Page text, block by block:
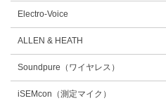
Electro-Voice
ALLEN & HEATH
Soundpure（ワイヤレス）
iSEMcon（測定マイク）